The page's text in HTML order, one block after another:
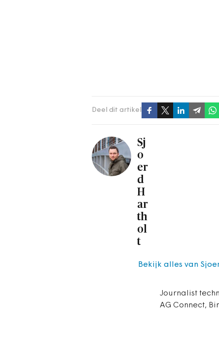
Deel dit artikel
Sj
o
er
d
H
ar
th
ol
t
Journalist
AG Connect,
Bekijk alles van